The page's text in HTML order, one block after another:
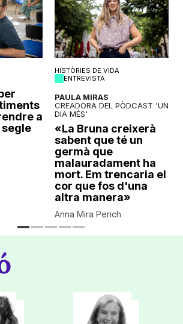
a
HISTÒRIES DE VIDA
ENTREVISTA
PAULA MIRAS
CREADORA DEL PÒDCAST 'UN
DIA MÉS'
«La Bruna creixerà
sabent que té un
germà que
malauradament ha
mort. Em trencaria el
cor que fos d'una
altra manera»
Anna Mira Perich